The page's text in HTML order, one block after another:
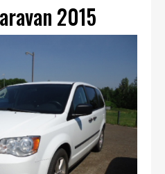
2015